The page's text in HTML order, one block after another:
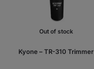
Out of stock
Kyone – TR-310 Trimmer